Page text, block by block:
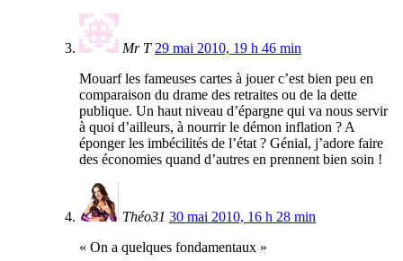
Mr T 29 mai 2010, 19 h 46 min
Mouarf les fameuses cartes à jouer c’est bien peu en
comparaison du drame des retraites ou de la dette
publique. Un haut niveau d’épargne qui va nous servir
à quoi d’ailleurs, à nourrir le démon inflation ? A
éponger les imbécilités de l’état ? Génial, j’adore faire
des économies quand d’autres en prennent bien soin !
Théo31 30 mai 2010, 16 h 28 min
« On a quelques fondamentaux »